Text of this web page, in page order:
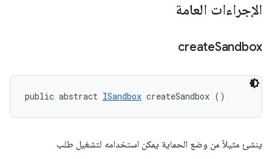
الإجراءات العامة
createSandbox
public abstract ISandbox createSandbox ()
ينشئ مثيلاً من وضع الحماية يمكن استخدامه لتشغيل طلب